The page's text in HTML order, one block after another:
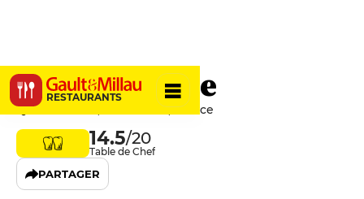
RESTAURANTS
La Madeleine
Quai Boffrand, 89100 Sens, France
14.5/20
Table de Chef
PARTAGER